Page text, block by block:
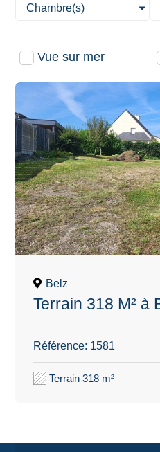
Chambre(s)
Vue sur mer
Belz
Terrain 318 M² à
Référence: 1581
Terrain 318 m²